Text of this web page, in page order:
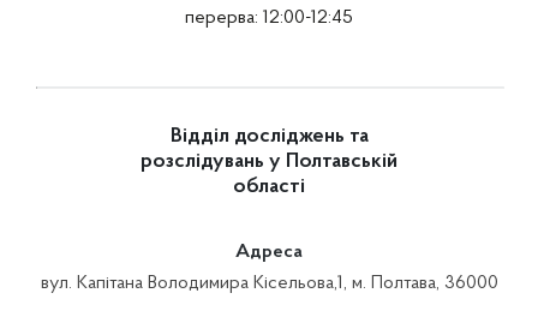
перерва: 12:00-12:45
Відділ досліджень та
розслідувань у Полтавській
області
Адреса
вул. Капітана Володимира Кісельова,1, м. Полтава, 36000